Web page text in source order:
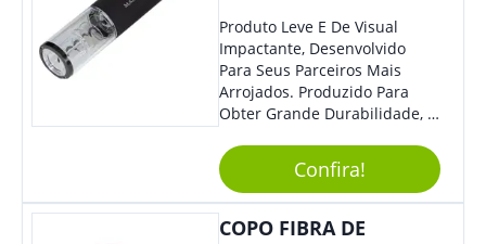
Produto Leve E De Visual
Impactante, Desenvolvido
Para Seus Parceiros Mais
Arrojados. Produzido Para
Obter Grande Durabilidade, É
Sua Marca De Forma Estilosa,
Agregando Valor Para Sua
Empresa Em Eventos.
Confira!
COPO FIBRA DE